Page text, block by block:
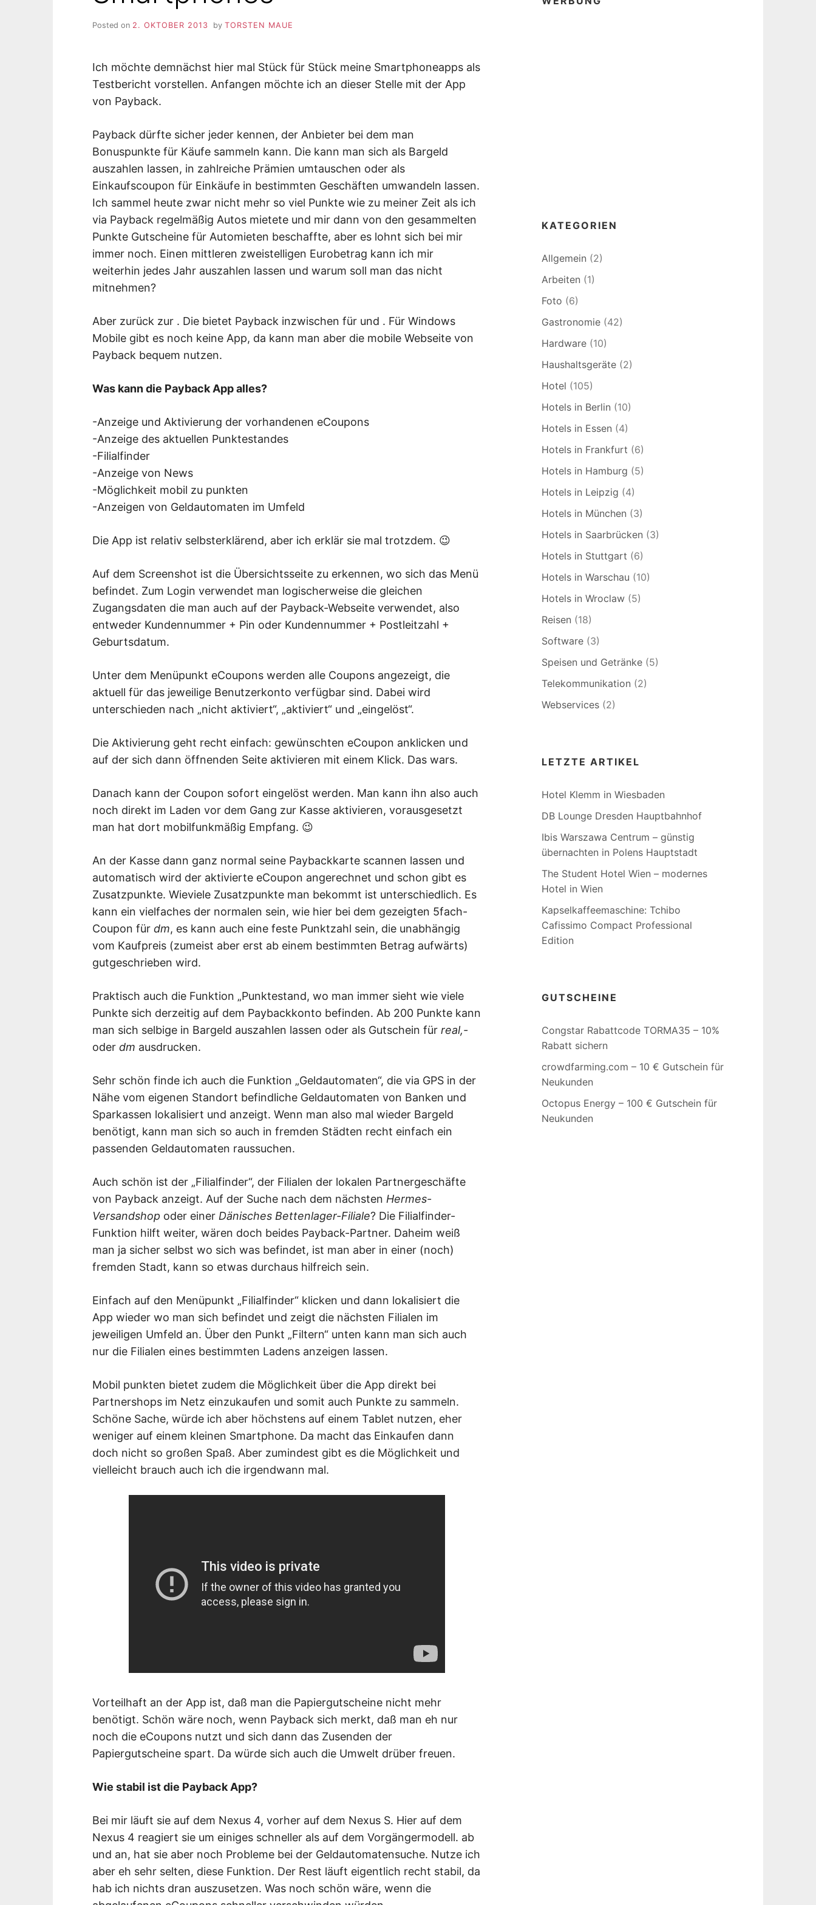
Posted on 2. OKTOBER 2013 by TORSTEN MAUE
Ich möchte demnächst hier mal Stück für Stück meine Smartphoneapps als
Testbericht vorstellen. Anfangen möchte ich an dieser Stelle mit der App
von Payback.
Payback dürfte sicher jeder kennen, der Anbieter bei dem man
Bonuspunkte für Käufe sammeln kann. Die kann man sich als Bargeld
auszahlen lassen, in zahlreiche Prämien umtauschen oder als
Einkaufscoupon für Einkäufe in bestimmten Geschäften umwandeln lassen.
Ich sammel heute zwar nicht mehr so viel Punkte wie zu meiner Zeit als ich
via Payback regelmäßig Autos mietete und mir dann von den gesammelten
Punkte Gutscheine für Automieten beschaffte, aber es lohnt sich bei mir
immer noch. Einen mittleren zweistelligen Eurobetrag kann ich mir
weiterhin jedes Jahr auszahlen lassen und warum soll man das nicht
mitnehmen?
Aber zurück zur . Die bietet Payback inzwischen für und . Für Windows
Mobile gibt es noch keine App, da kann man aber die mobile Webseite von
Payback bequem nutzen.
Was kann die Payback App alles?
-Anzeige und Aktivierung der vorhandenen eCoupons
-Anzeige des aktuellen Punktestandes
-Filialfinder
-Anzeige von News
-Möglichkeit mobil zu punkten
-Anzeigen von Geldautomaten im Umfeld
Die App ist relativ selbsterklärend, aber ich erklär sie mal trotzdem. 😉
Auf dem Screenshot ist die Übersichtsseite zu erkennen, wo sich das Menü
befindet. Zum Login verwendet man logischerweise die gleichen
Zugangsdaten die man auch auf der Payback-Webseite verwendet, also
entweder Kundennummer + Pin oder Kundennummer + Postleitzahl +
Geburtsdatum.
Unter dem Menüpunkt eCoupons werden alle Coupons angezeigt, die
aktuell für das jeweilige Benutzerkonto verfügbar sind. Dabei wird
unterschieden nach „nicht aktiviert“, „aktiviert“ und „eingelöst“.
Die Aktivierung geht recht einfach: gewünschten eCoupon anklicken und
auf der sich dann öffnenden Seite aktivieren mit einem Klick. Das wars.
Danach kann der Coupon sofort eingelöst werden. Man kann ihn also auch
noch direkt im Laden vor dem Gang zur Kasse aktivieren, vorausgesetzt
man hat dort mobilfunkmäßig Empfang. 😉
An der Kasse dann ganz normal seine Paybackkarte scannen lassen und
automatisch wird der aktivierte eCoupon angerechnet und schon gibt es
Zusatzpunkte. Wieviele Zusatzpunkte man bekommt ist unterschiedlich. Es
kann ein vielfaches der normalen sein, wie hier bei dem gezeigten 5fach-
Coupon für dm, es kann auch eine feste Punktzahl sein, die unabhängig
vom Kaufpreis (zumeist aber erst ab einem bestimmten Betrag aufwärts)
gutgeschrieben wird.
Praktisch auch die Funktion „Punktestand, wo man immer sieht wie viele
Punkte sich derzeitig auf dem Paybackkonto befinden. Ab 200 Punkte kann
man sich selbige in Bargeld auszahlen lassen oder als Gutschein für real,-
oder dm ausdrucken.
Sehr schön finde ich auch die Funktion „Geldautomaten“, die via GPS in der
Nähe vom eigenen Standort befindliche Geldautomaten von Banken und
Sparkassen lokalisiert und anzeigt. Wenn man also mal wieder Bargeld
benötigt, kann man sich so auch in fremden Städten recht einfach ein
passenden Geldautomaten raussuchen.
Auch schön ist der „Filialfinder“, der Filialen der lokalen Partnergeschäfte
von Payback anzeigt. Auf der Suche nach dem nächsten Hermes-
Versandshop oder einer Dänisches Bettenlager-Filiale? Die Filialfinder-
Funktion hilft weiter, wären doch beides Payback-Partner. Daheim weiß
man ja sicher selbst wo sich was befindet, ist man aber in einer (noch)
fremden Stadt, kann so etwas durchaus hilfreich sein.
Einfach auf den Menüpunkt „Filialfinder“ klicken und dann lokalisiert die
App wieder wo man sich befindet und zeigt die nächsten Filialen im
jeweiligen Umfeld an. Über den Punkt „Filtern“ unten kann man sich auch
nur die Filialen eines bestimmten Ladens anzeigen lassen.
Mobil punkten bietet zudem die Möglichkeit über die App direkt bei
Partnershops im Netz einzukaufen und somit auch Punkte zu sammeln.
Schöne Sache, würde ich aber höchstens auf einem Tablet nutzen, eher
weniger auf einem kleinen Smartphone. Da macht das Einkaufen dann
doch nicht so großen Spaß. Aber zumindest gibt es die Möglichkeit und
vielleicht brauch auch ich die irgendwann mal.
Vorteilhaft an der App ist, daß man die Papiergutscheine nicht mehr
benötigt. Schön wäre noch, wenn Payback sich merkt, daß man eh nur
noch die eCoupons nutzt und sich dann das Zusenden der
Papiergutscheine spart. Da würde sich auch die Umwelt drüber freuen.
Wie stabil ist die Payback App?
Bei mir läuft sie auf dem Nexus 4, vorher auf dem Nexus S. Hier auf dem
Nexus 4 reagiert sie um einiges schneller als auf dem Vorgängermodell. ab
und an, hat sie aber noch Probleme bei der Geldautomatensuche. Nutze ich
aber eh sehr selten, diese Funktion. Der Rest läuft eigentlich recht stabil, da
hab ich nichts dran auszusetzen. Was noch schön wäre, wenn die
KATEGORIEN
Allgemein (2)
Arbeiten (1)
Foto (6)
Gastronomie (42)
Hardware (10)
Haushaltsgeräte (2)
Hotel (105)
Hotels in Berlin (10)
Hotels in Essen (4)
Hotels in Frankfurt (6)
Hotels in Hamburg (5)
Hotels in Leipzig (4)
Hotels in München (3)
Hotels in Saarbrücken (3)
Hotels in Stuttgart (6)
Hotels in Warschau (10)
Hotels in Wroclaw (5)
Reisen (18)
Software (3)
Speisen und Getränke (5)
Telekommunikation (2)
Webservices (2)
LETZTE ARTIKEL
Hotel Klemm in Wiesbaden
DB Lounge Dresden Hauptbahnhof
Ibis Warszawa Centrum – günstig
übernachten in Polens Hauptstadt
The Student Hotel Wien – modernes
Hotel in Wien
Kapselkaffeemaschine: Tchibo
Cafissimo Compact Professional
Edition
GUTSCHEINE
Congstar Rabattcode TORMA35 – 10%
Rabatt sichern
crowdfarming.com – 10 € Gutschein für
Neukunden
Octopus Energy – 100 € Gutschein für
Neukunden